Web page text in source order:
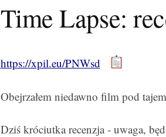
Time Lapse:
https://xpil.eu/PNWsd
Obejrzałem niedawno film pod
Dziś króciutka recenzja - uwaga,